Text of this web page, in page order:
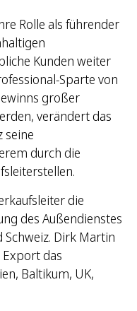
Rolle als führender
Kunden weiter
Sparte von
großer
verändert das
seine
durch die
die
des Außendienstes
Dirk Martin
das
Baltikum, UK,